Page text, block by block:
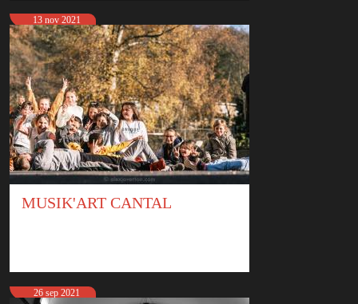
13 nov 2021
MUSIK'ART CANTAL
26 sep 2021